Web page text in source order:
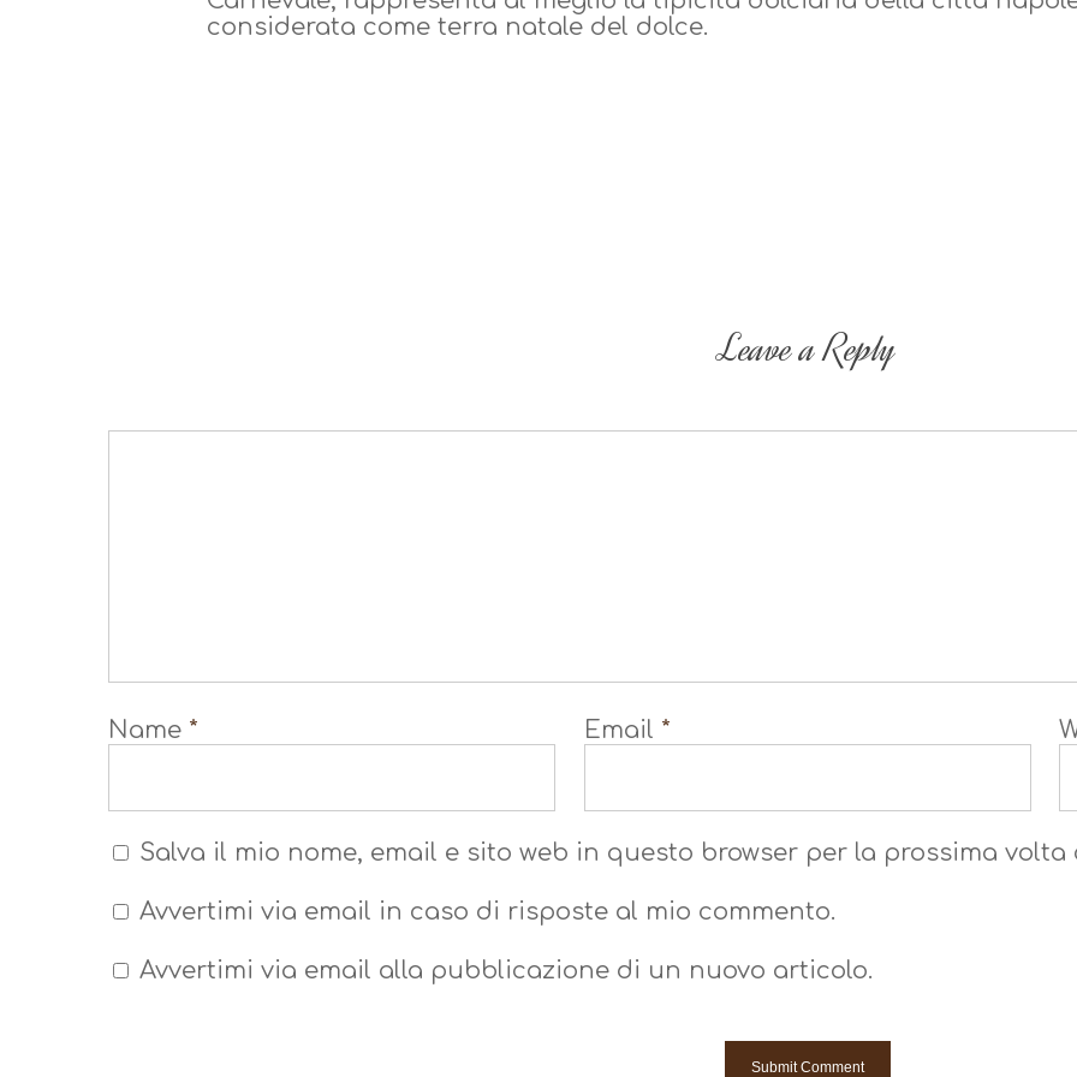
considerata come terra natale del dolce.
Leave a Reply
Name * Email *
Salva il mio nome, email e sito web in questo browser per la prossima volta
Avvertimi via email in caso di risposte al mio commento.
Avvertimi via email alla pubblicazione di un nuovo articolo.